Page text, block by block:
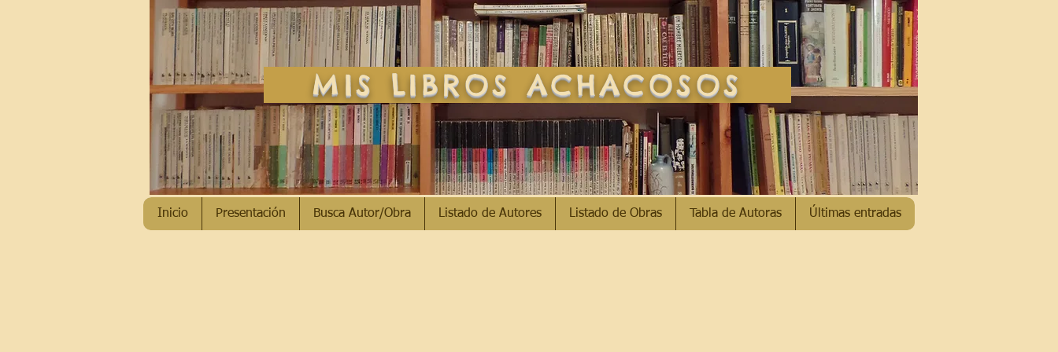
MIS LIBROS ACHACOSOS
Inicio Presentación Busca Autor/Obra Listado de Autores Listado de Obras Tabla de Autoras Últimas entradas